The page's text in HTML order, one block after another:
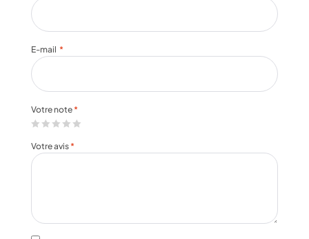
Votre note *
Votre avis *
E-mail *